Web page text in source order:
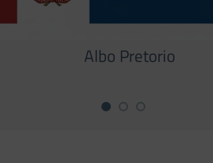
Albo Pretorio